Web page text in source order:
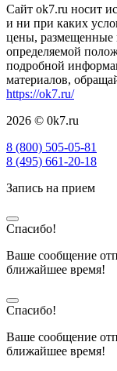
Сайт ok7.ru носит
и ни при каких
цены, размещенные
определяемой
подробной
материалов,
https://ok7.ru/
2026 © 0k7.ru
8 (800) 505-05-81
8 (495) 661-20-18
Запись на прием
Спасибо!
Ваше сообщение
ближайшее время!
Спасибо!
Ваше сообщение
ближайшее время!